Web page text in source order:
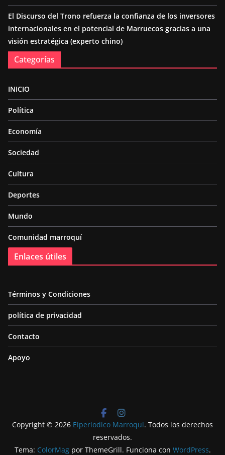
El Discurso del Trono refuerza la confianza de los inversores
internacionales en el potencial de Marruecos gracias a una
visión estratégica (experto chino)
Categorías
INICIO
Política
Economía
Sociedad
Cultura
Deportes
Mundo
Comunidad marroquí
Enlaces útiles
Términos y Condiciones
política de privacidad
Contacto
Apoyo
Copyright © 2026 Elperiodico Marroqui. Todos los derechos
reservados.
Tema: ColorMagpor ThemeGrill. Funciona con WordPress.